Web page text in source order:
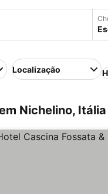
Localização
Nichelino, Itália